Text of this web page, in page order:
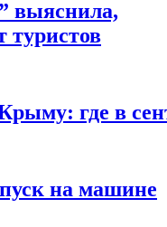
выяснила,
туристов
где в
на машине